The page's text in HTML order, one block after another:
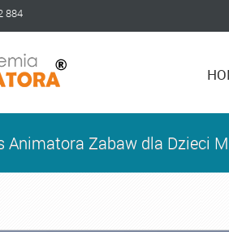
884
Animatora Zabaw dla Dzieci